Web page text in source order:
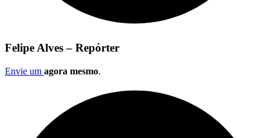
Felipe Alves – Repórter
Envie um agora mesmo.